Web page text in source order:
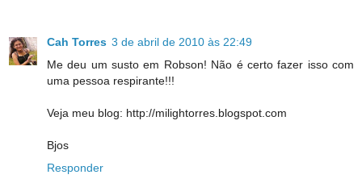
Cah Torres 3 de abril de 2010 às 22:49
Me deu um susto em Robson! Não é certo fazer isso com
uma pessoa respirante!!!
Veja meu blog: http://milightorres.blogspot.com
Bjos
Responder